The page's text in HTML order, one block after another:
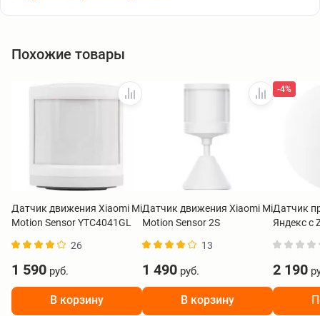
Похожие товары
Датчик движения Xiaomi Mi
Motion Sensor YTC4041GL
26
1 590 руб.
В корзину
Датчик движения Xiaomi Mi
Motion Sensor 2S
13
1 490 руб.
В корзину
-4%
Датчик
Яндекс с
2 190